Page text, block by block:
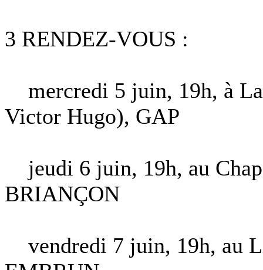
3 RENDEZ-VOUS :
mercredi 5 juin, 19h, à
Victor Hugo), GAP
jeudi 6 juin, 19h, au
BRIANÇON
vendredi 7 juin, 19h, au